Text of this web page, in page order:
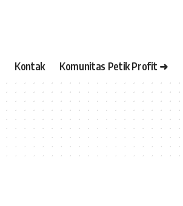
Kontak Komunitas Petik Profit ➜